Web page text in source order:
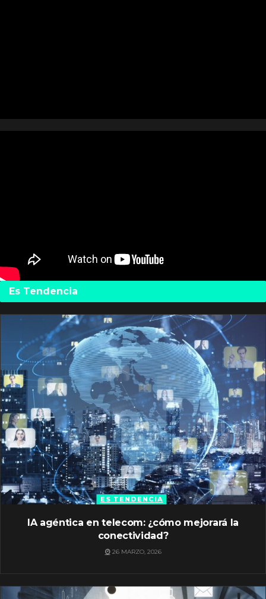
Es Tendencia
ES TENDENCIA
IA agéntica en telecom: ¿cómo mejorará la
conectividad?
26 MARZO, 2026